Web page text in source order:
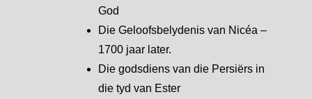
God
Die Geloofsbelydenis van Nicéa –
1700 jaar later.
Die godsdiens van die Persiërs in
die tyd van Ester